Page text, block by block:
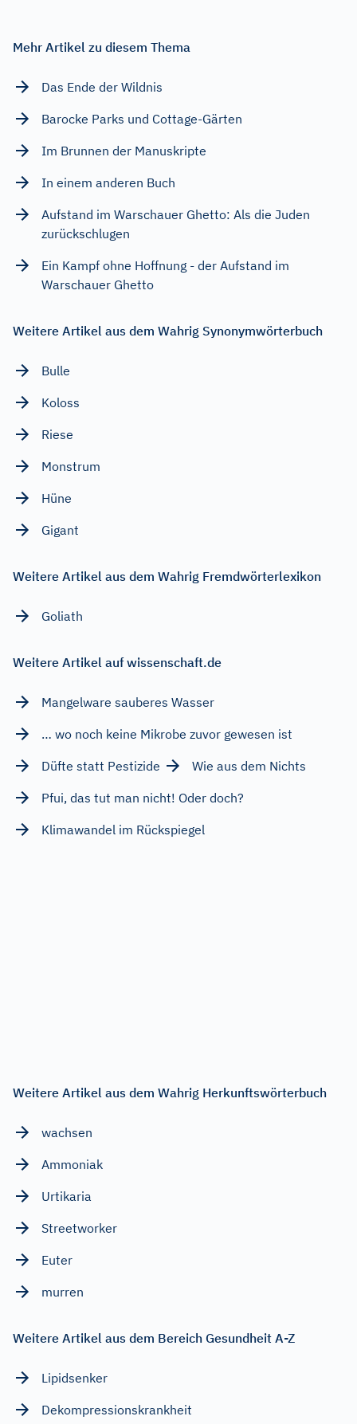
Mehr Artikel zu diesem Thema
Das Ende der Wildnis
Barocke Parks und Cottage-Gärten
Im Brunnen der Manuskripte
In einem anderen Buch
Aufstand im Warschauer Ghetto: Als die Juden
zurückschlugen
Ein Kampf ohne Hoffnung - der Aufstand im
Warschauer Ghetto
Weitere Artikel aus dem Wahrig Synonymwörterbuch
Bulle
Koloss
Riese
Monstrum
Hüne
Gigant
Weitere Artikel aus dem Wahrig Fremdwörterlexikon
Goliath
Weitere Artikel auf wissenschaft.de
Mangelware sauberes Wasser
… wo noch keine Mikrobe zuvor gewesen ist
Düfte statt Pestizide
Wie aus dem Nichts
Pfui, das tut man nicht! Oder doch?
Klimawandel im Rückspiegel
Weitere Artikel aus dem Wahrig Herkunftswörterbuch
wachsen
Ammoniak
Urtikaria
Streetworker
Euter
murren
Weitere Artikel aus dem Bereich Gesundheit A-Z
Lipidsenker
Dekompressionskrankheit